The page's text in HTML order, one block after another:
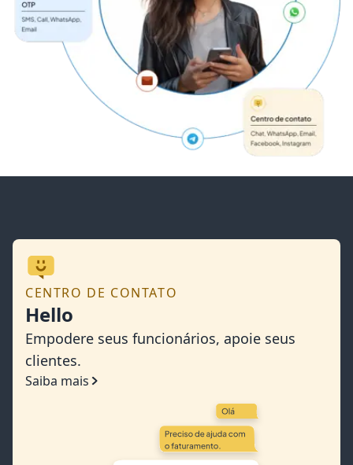
CENTRO DE CONTATO
Hello
Empodere seus funcionários, apoie seus
clientes.
Saiba mais